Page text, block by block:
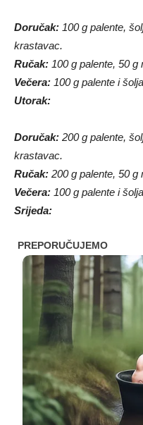
Doručak: 100 g palente,
krastavac.
Ručak: 100 g palente, 50 g
Večera: 100 g palente i
Utorak:
Doručak: 200 g palente,
krastavac.
Ručak: 200 g palente, 50 g
Večera: 100 g palente i
Srijeda: